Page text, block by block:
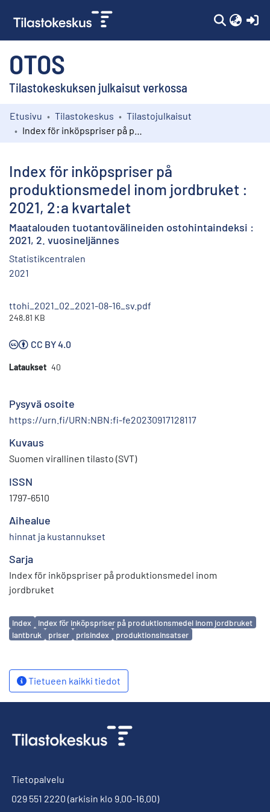
OTOS
Tilastokeskuksen julkaisut verkossa
Kokoelmat
Etusivu Tilastokeskus
Tilastojulkaisut
Index för inköpspriser på
produktionsmedel inom jordbruket :
2021, 2:a kvartalet
Maatalouden tuotantovälineiden ostohintaindeksi :
2021, 2. vuosineljännes
Statistikcentralen
2021
ttohi_2021_02_2021-08-16_sv.pdf
248.81 KB
CC BY 4.0
Lataukset 40
Pysyvä osoite
https://urn.fi/URN:NBN:fi-fe20230917128117
Kuvaus
Suomen virallinen tilasto (SVT)
ISSN
1797-6510
Aihealue
hinnat ja kustannukset
Sarja
Index för inköpspriser på produktionsmedel inom
jordbruket
Avainsanat
index
index för inköpspriser på produktionsmedel inom jordbruket
lantbruk
priser prisindex produktionsinsatser
Tietueen kaikki tiedot
Tietopalvelu
029 551 2220 (arkisin klo 9.00-16.00)